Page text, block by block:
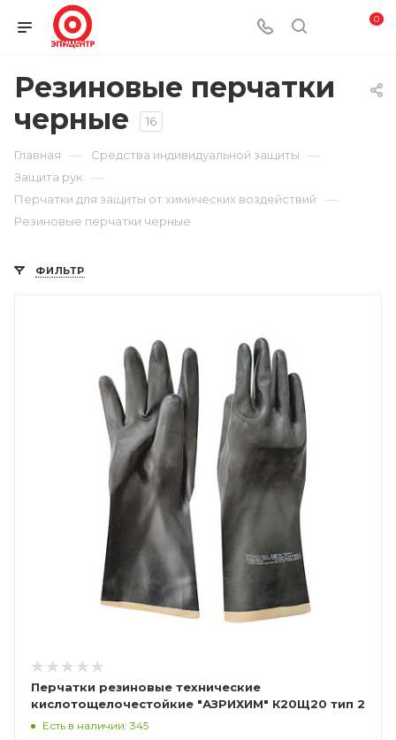
0
Резиновые перчатки
черные
16
Главная — Средства индивидуальной защиты —
Защита рук —
Перчатки для защиты от химических воздействий —
Резиновые перчатки черные
ФИЛЬТР
Перчатки резиновые технические
кислотощелочестойкие "АЗРИХИМ" К20Щ20 тип 2
(КЩСТ-2 (АЗРИ)
Есть в наличии: 345